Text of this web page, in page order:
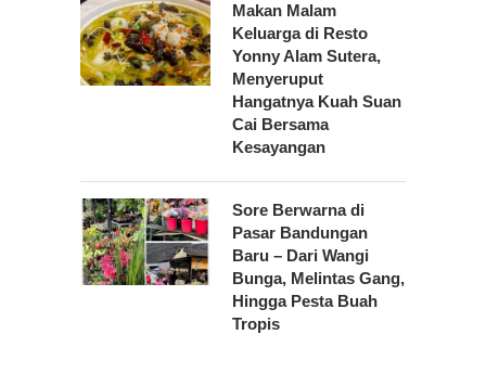
Makan Malam
Keluarga di Resto
Yonny Alam Sutera,
Menyeruput
Hangatnya Kuah Suan
Cai Bersama
Kesayangan
Sore Berwarna di
Pasar Bandungan
Baru – Dari Wangi
Bunga, Melintas Gang,
Hingga Pesta Buah
Tropis